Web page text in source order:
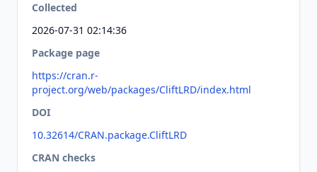
Collected
2026-07-31 02:14:36
Package page
https://cran.r-
project.org/web/packages/CliftLRD/index.html
DOI
10.32614/CRAN.package.CliftLRD
CRAN checks